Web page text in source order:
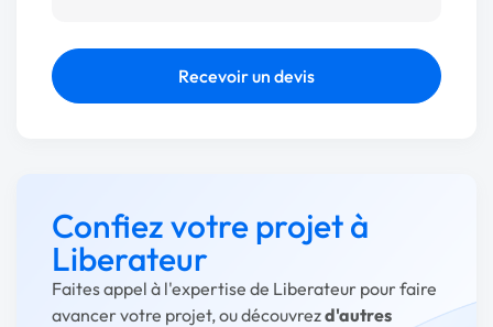
Recevoir un devis
Confiez votre projet à
Liberateur
Faites appel à l'expertise de Liberateur pour faire
avancer votre projet, ou découvrezd'autres